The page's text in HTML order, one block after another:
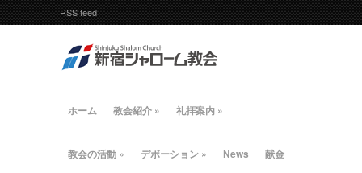
RSS feed
ホーム 教会紹介 » 礼拝案内 »
教会の活動 » デボーション » News 献金